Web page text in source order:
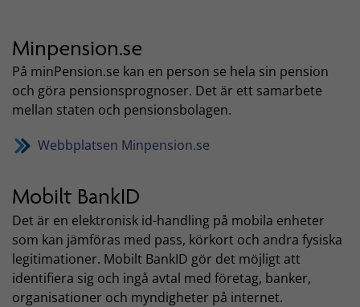
Minpension.se
På minPension.se kan en person se hela sin pension
och göra pensionsprognoser. Det är ett samarbete
mellan staten och pensionsbolagen.
Webbplatsen Minpension.se
Mobilt BankID
Det är en elektronisk id-handling på mobila enheter
som kan jämföras med pass, körkort och andra fysiska
legitimationer. Mobilt BankID gör det möjligt att
identifiera sig och ingå avtal med företag, banker,
organisationer och myndigheter på internet.